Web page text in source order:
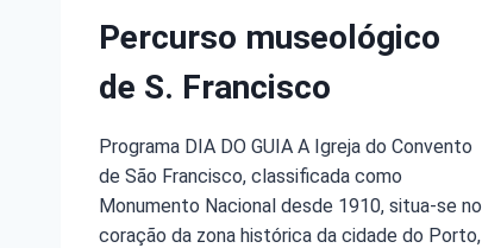
Percurso museológico
de S. Francisco
Programa DIA DO GUIA A Igreja do Convento
de São Francisco, classificada como
Monumento Nacional desde 1910, situa-se no
coração da zona histórica da cidade do Porto,